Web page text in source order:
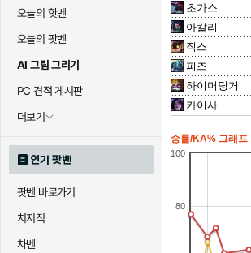
오늘의 핫벤
오늘의 팟벤
AI 그림 그리기
PC 견적 게시판
더보기
인기 팟벤
팟벤 바로가기
치지직
차벤
초가스
아칼리
직스
피즈
하이머딩거
카이사
승률/KA% 그래프
80
100